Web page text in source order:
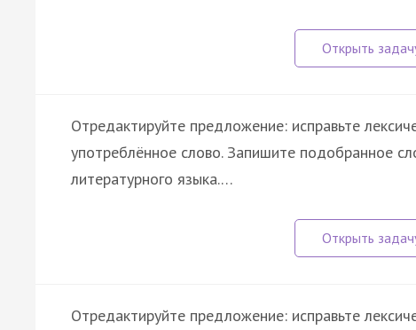
Отредактируйте предложение: исправьте
употреблённое слово. Запишите подобранное
литературного языка.…
Отредактируйте предложение: исправьте